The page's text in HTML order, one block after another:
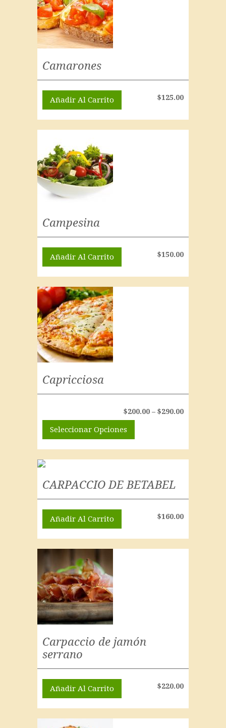
Camarones
$125.00
Añadir Al Carrito
Campesina
$150.00
Añadir Al Carrito
Capricciosa
$200.00 – $290.00
Seleccionar Opciones
CARPACCIO DE BETABEL
$160.00
Añadir Al Carrito
Carpaccio de jamón
serrano
$220.00
Añadir Al Carrito